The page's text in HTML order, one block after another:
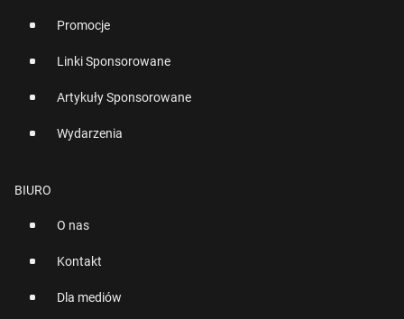
Promocje
Linki Sponsorowane
Artykuły Sponsorowane
Wydarzenia
BIURO
O nas
Kontakt
Dla mediów